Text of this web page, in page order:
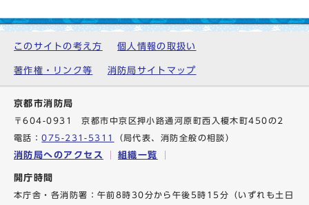
このサイトの考え方 個人情報の取扱い
著作権・リンク等 消防局サイトマップ
京都市消防局
〒604-0931 京都市中京区押小路通河原町西入榎木町450の2
電話：075-231-5311 （局代表、消防全般の相談）
消防局へのアクセス 組織一覧
開庁時間
本庁舎・各消防署：午前8時30分から午後5時15分（いずれも土日